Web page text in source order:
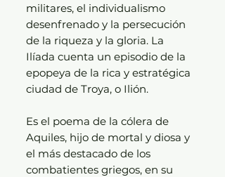
militares, el individualismo
desenfrenado y la persecución
de la riqueza y la gloria. La
Ilíada cuenta un episodio de la
epopeya de la rica y estratégica
ciudad de Troya, o Ilión.
Es el poema de la cólera de
Aquiles, hijo de mortal y diosa y
el más destacado de los
combatientes griegos, en su